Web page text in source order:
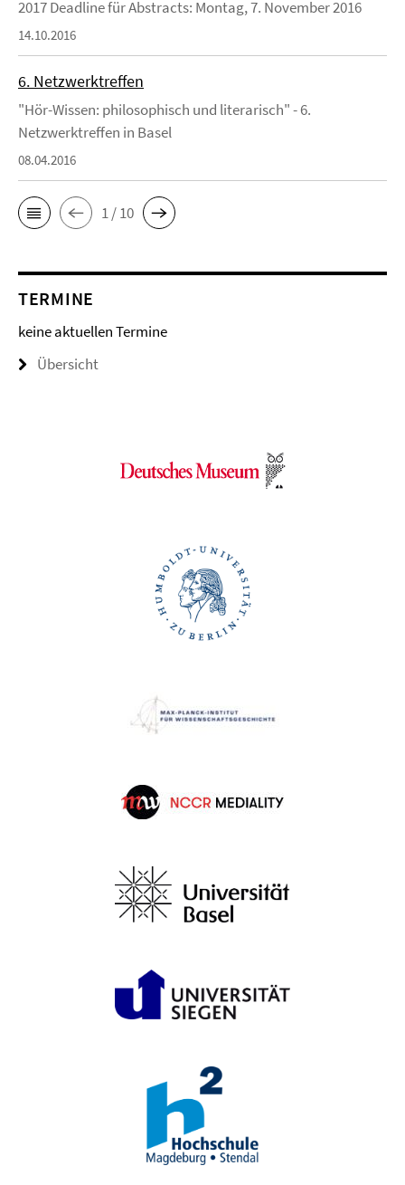
2017 Deadline für Abstracts: Montag, 7. November 2016
14.10.2016
6. Netzwerktreffen
"Hör-Wissen: philosophisch und literarisch" - 6.
Netzwerktreffen in Basel
08.04.2016
1 / 10
TERMINE
keine aktuellen Termine
Übersicht